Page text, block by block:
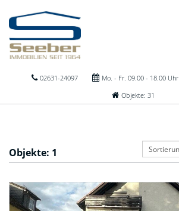
02631-24097 Mo. - Fr. 09.00 - 18.00 Uhr
Objekte: 31
Objekte: 1